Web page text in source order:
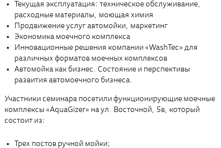
Текущая эксплуатация: техническое обслуживание,
расходные материалы, моющая химия
Продвижение услуг автомойки, маркетинг
Экономика моечного комплекса
Инновационные решения компании «WashTec» для
различных форматов моечных комплексов
Автомойка как бизнес. Состояние и перспективы
развития автомоечного бизнеса.
Участники семинара посетили функционирующие моечные
комплексы «AquaGizer» на ул. Восточной, 5в, который
состоит из:
Трех постов ручной мойки;